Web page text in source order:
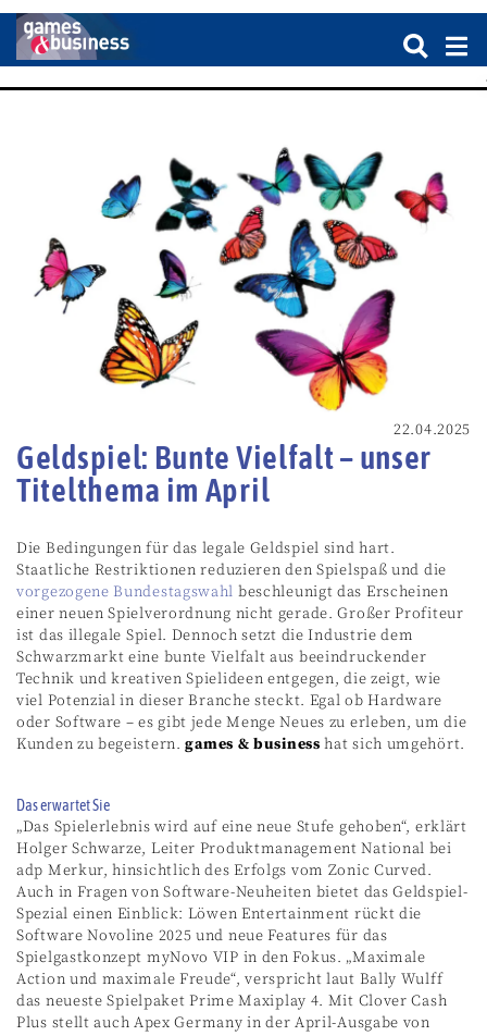
22.04.2025
Geldspiel: Bunte Vielfalt – unser
Titelthema im April
Die Bedingungen für das legale Geldspiel sind hart.
Staatliche Restriktionen reduzieren den Spielspaß und die
vorgezogene Bundestagswahl beschleunigt das Erscheinen
einer neuen Spielverordnung nicht gerade. Großer Profiteur
ist das illegale Spiel. Dennoch setzt die Industrie dem
Schwarzmarkt eine bunte Vielfalt aus beeindruckender
Technik und kreativen Spielideen entgegen, die zeigt, wie
viel Potenzial in dieser Branche steckt. Egal ob Hardware
oder Software – es gibt jede Menge Neues zu erleben, um die
Kunden zu begeistern. games & business hat sich umgehört.
Das erwartet Sie
„Das Spielerlebnis wird auf eine neue Stufe gehoben“, erklärt
Holger Schwarze, Leiter Produktmanagement National bei
adp Merkur, hinsichtlich des Erfolgs vom Zonic Curved.
Auch in Fragen von Software-Neuheiten bietet das Geldspiel-
Spezial einen Einblick: Löwen Entertainment rückt die
Software Novoline 2025 und neue Features für das
Spielgastkonzept myNovo VIP in den Fokus. „Maximale
Action und maximale Freude“, verspricht laut Bally Wulff
das neueste Spielpaket Prime Maxiplay 4. Mit Clover Cash
Plus stellt auch Apex Germany in der April-Ausgabe von